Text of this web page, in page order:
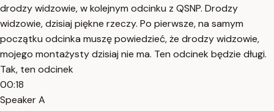
drodzy widzowie, w kolejnym odcinku z QSNP. Drodzy
widzowie, dzisiaj piękne rzeczy. Po pierwsze, na samym
początku odcinka muszę powiedzieć, że drodzy widzowie,
mojego montażysty dzisiaj nie ma. Ten odcinek będzie długi.
Tak, ten odcinek
00:18
Speaker A